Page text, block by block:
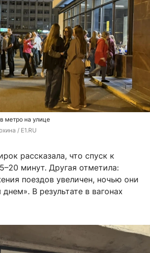
метро на улице
/ E1.RU
рассказала, что спуск к
минут. Другая отметила:
поездов увеличен, ночью они
В результате в вагонах